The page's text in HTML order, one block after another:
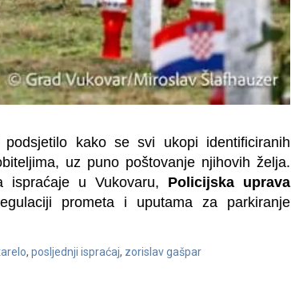
kako se svi ukopi identificiranih
uz puno poštovanje njihovih želja.
ispraćaje u Vukovaru, Policijska uprava
prometa i uputama za parkiranje
, posljednji ispraćaj, zorislav gašpar